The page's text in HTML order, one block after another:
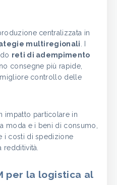
centralizzata in
multiregionali
. I
reti di adempimento
consegne più rapide,
controllo delle
impatto particolare in
moda e i beni di consumo,
i costi di spedizione
per la logistica al